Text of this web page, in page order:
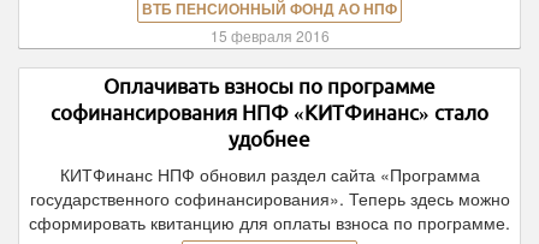
ВТБ ПЕНСИОННЫЙ ФОНД АО НПФ
15 февраля 2016
Оплачивать взносы по программе
софинансирования НПФ «КИТФинанс» стало
удобнее
КИТФинанс НПФ обновил раздел сайта «Программа
государственного софинансирования». Теперь здесь можно
сформировать квитанцию для оплаты взноса по программе.